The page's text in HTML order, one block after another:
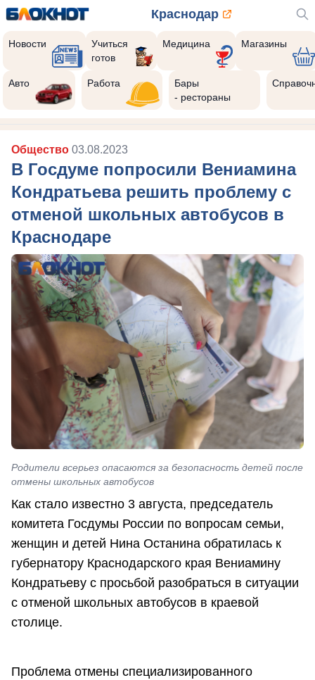
Краснодар
Новости
Учиться
готов
Медицина Магазины
Авто Работа
Бары
- рестораны
Общество 03.08.2023
В Госдуме попросили Вениамина
Кондратьева решить проблему с
отменой школьных автобусов в
Краснодаре
Родители всерьез опасаются за безопасность детей после
отмены школьных автобусов
Как стало известно 3 августа, председатель
комитета Госдумы России по вопросам семьи,
женщин и детей Нина Останина обратилась к
губернатору Краснодарского края Вениамину
Кондратьеву с просьбой разобраться в ситуации
с отменой школьных автобусов в краевой
столице.
Проблема отмены специализированного
Реклама закроется через: